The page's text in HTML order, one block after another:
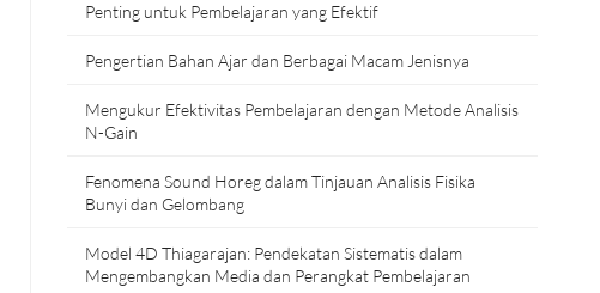
Penting untuk Pembelajaran yang Efektif
Pengertian Bahan Ajar dan Berbagai Macam Jenisnya
Mengukur Efektivitas Pembelajaran dengan Metode Analisis
N-Gain
Fenomena Sound Horeg dalam Tinjauan Analisis Fisika
Bunyi dan Gelombang
Model 4D Thiagarajan: Pendekatan Sistematis dalam
Mengembangkan Media dan Perangkat Pembelajaran